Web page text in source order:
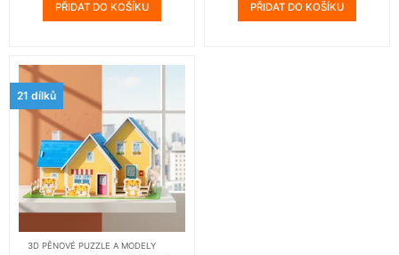
PŘIDAT DO KOŠÍKU PŘIDAT DO KOŠÍKU
21 dílků
3D PĚNOVÉ PUZZLE A MODELY